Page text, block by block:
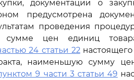
документации о
предусмотрена
проведения
сумме цен единиц
24 статьи 22настоящего
наименьшую сумму
9 части 3 статьи 49